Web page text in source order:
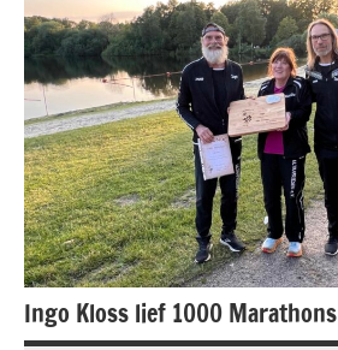
Ingo Kloss lief 1000 Marathons